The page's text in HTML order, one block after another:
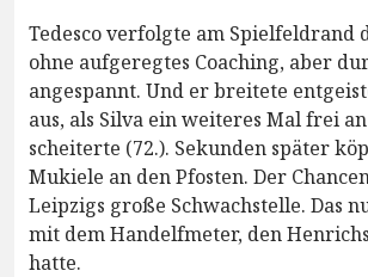
Tedesco verfolgte am Spielfeldrand
ohne aufgeregtes Coaching, aber
angespannt. Und er breitete
aus, als Silva ein weiteres Mal frei
scheiterte (72.). Sekunden später
Mukiele an den Pfosten. Der
Leipzigs große Schwachstelle. Das
mit dem Handelfmeter, den
hatte.